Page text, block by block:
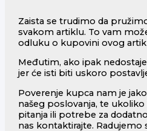
Zaista se trudimo da
svakom artiklu. To vam
odluku o kupovini ovog
Međutim, ako ipak
jer će isti biti uskoro
Poverenje kupca nam je
našeg poslovanja, te
pitanja ili potrebe za
nas kontaktirajte. Radujemo